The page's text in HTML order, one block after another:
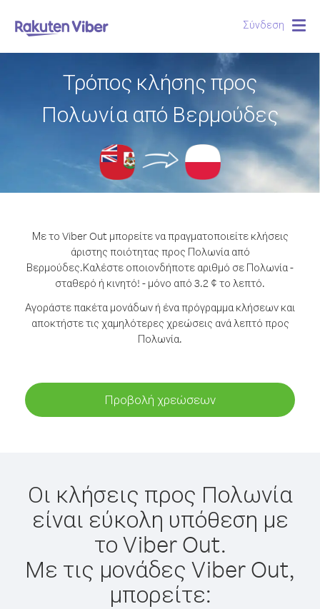
Σύνδεση
Τρόπος κλήσης προς
Πολωνία από Βερμούδες
Με το Viber Out μπορείτε να πραγματοποιείτε κλήσεις
άριστης ποιότητας προς Πολωνία από
Βερμούδες.Καλέστε οποιονδήποτε αριθμό σε Πολωνία -
σταθερό ή κινητό! - μόνο από 3.2 ¢ το λεπτό.
Αγοράστε πακέτα μονάδων ή ένα πρόγραμμα κλήσεων και
αποκτήστε τις χαμηλότερες χρεώσεις ανά λεπτό προς
Πολωνία.
Προβολή χρεώσεων
Οι κλήσεις προς Πολωνία
είναι εύκολη υπόθεση με
το Viber Out.
Με τις μονάδες Viber Out,
μπορείτε: